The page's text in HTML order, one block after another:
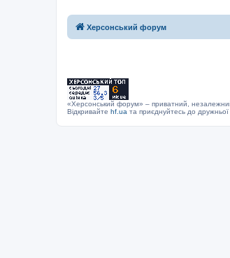
Херсонський форум
«Херсонський форум» – приватний, незалежний
Відкривайте hf.ua та приєднуйтесь до дружньої